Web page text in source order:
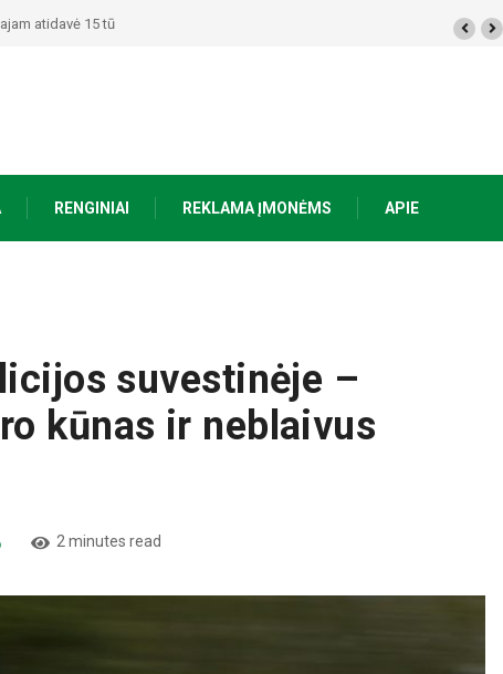
tūkst. eurų – policija pradėjo tyrimą
RENGINIAI REKLAMA ĮMONĖMS APIE
suvestinėje –
kūnas ir neblaivus
2 minutes read